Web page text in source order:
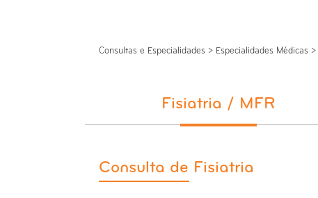
Consultas e Especialidades > Especialidades Médicas >
Fisiatria / MFR
Consulta de Fisiatria